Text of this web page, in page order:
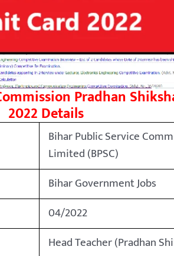
Pradhan
2022 Details
Bihar Public Service
Limited (BPSC)
Bihar Government Jobs
04/2022
Head Teacher (Pradhan